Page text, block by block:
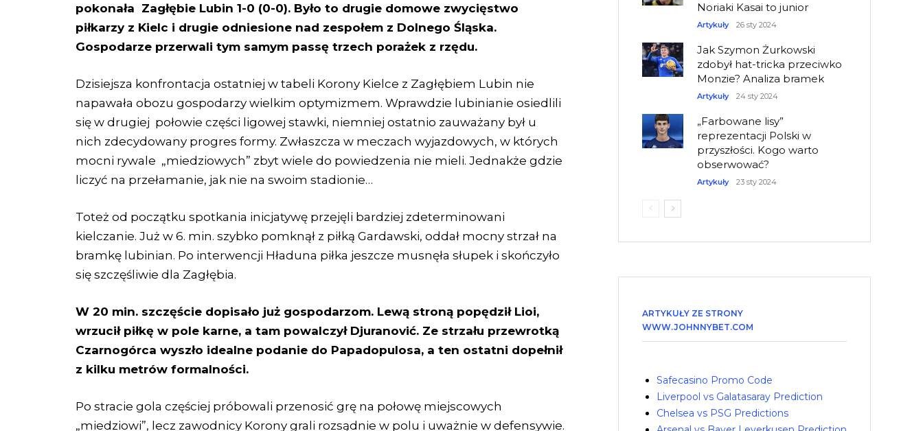
pokonała Zagłębie Lubin 1-0 (0-0). Było to drugie domowe zwycięstwo
piłkarzy z Kielc i drugie odniesione nad zespołem z Dolnego Śląska.
Gospodarze przerwali tym samym passę trzech porażek z rzędu.
Dzisiejsza konfrontacja ostatniej w tabeli Korony Kielce z Zagłębiem Lubin nie
napawała obozu gospodarzy wielkim optymizmem. Wprawdzie lubinianie osiedlili
się w drugiej połowie części ligowej stawki, niemniej ostatnio zauważany był u
nich zdecydowany progres formy. Zwłaszcza w meczach wyjazdowych, w których
mocni rywale „miedziowych” zbyt wiele do powiedzenia nie mieli. Jednakże gdzie
liczyć na przełamanie, jak nie na swoim stadionie…
Toteż od początku spotkania inicjatywę przejęli bardziej zdeterminowani
kielczanie. Już w 6. min. szybko pomknął z piłką Gardawski, oddał mocny strzał na
bramkę lubinian. Po interwencji Hładuna piłka jeszcze musnęła słupek i skończyło
się szczęśliwie dla Zagłębia.
W 20 min. szczęście dopisało już gospodarzom. Lewą stroną popędził Lioi,
wrzucił piłkę w pole karne, a tam powalczył Djuranović. Ze strzału przewrotką
Czarnogórca wyszło idealne podanie do Papadopulosa, a ten ostatni dopełnił
z kilku metrów formalności.
Po stracie gola częściej próbowali przenosić grę na połowę miejscowych
„miedziowi”, lecz zawodnicy Korony grali rozsądnie w polu i uważnie w defensywie.
Noriaki Kasai to junior
Artykuły 26 sty 2024
Jak Szymon Żurkowski
zdobył hat-tricka przeciwko
Monzie? Analiza bramek
Artykuły 24 sty 2024
„Farbowane lisy”
reprezentacji Polski w
przyszłości. Kogo warto
obserwować?
Artykuły 23 sty 2024
ARTYKUŁY ZE STRONY
WWW.JOHNNYBET.COM
Safecasino Promo Code
Liverpool vs Galatasaray Prediction
Chelsea vs PSG Predictions